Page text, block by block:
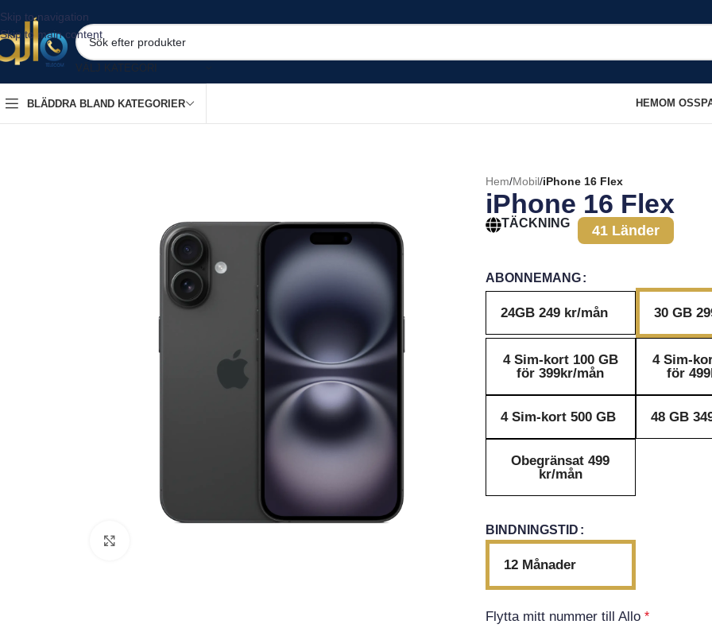
Skip to navigation
Skip to main content
VÄLJ KATEGORI
BLÄDDRA BLAND KATEGORIER HEMOM OSS
Hem/Mobil/iPhone 16 Flex
iPhone 16 Flex
TÄCKNING 41 Länder
ABONNEMANG
24GB 249 kr/mån 30 GB
4 Sim-kort 100 GB
för 399kr/mån
4 Sim-
för
4 Sim-kort 500 GB 48 GB
Obegränsat 499
kr/mån
BINDNINGSTID
12 Månader
Flytta mitt nummer till Allo *